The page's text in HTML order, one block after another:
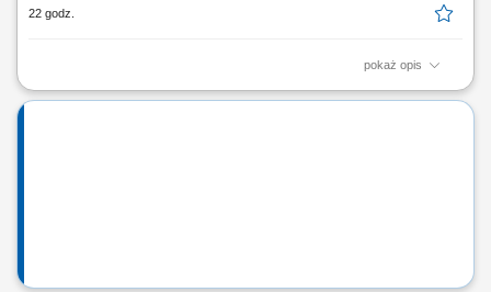
22 godz.
pokaż opis
Opis stanowiska: Wspieranie i motywowanie zespołu w osiąganiu